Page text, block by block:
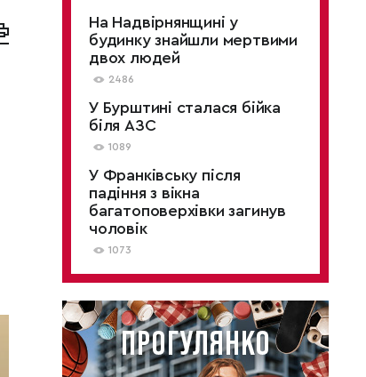
На Надвірнянщині у
будинку знайшли мертвими
двох людей
2486
У Бурштині сталася бійка
біля АЗС
1089
У Франківську після
падіння з вікна
багатоповерхівки загинув
чоловік
1073